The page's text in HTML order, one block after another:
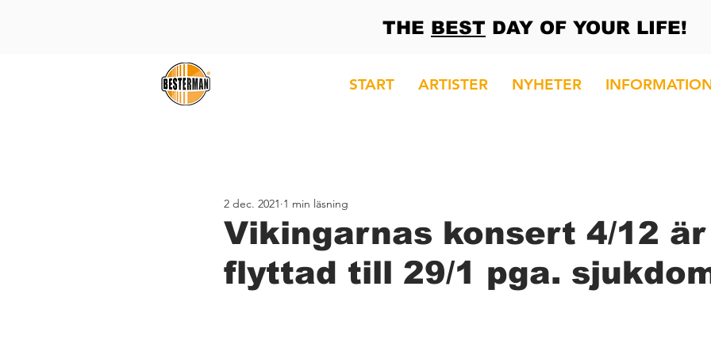
START ARTISTER NYHETER
THE BEST DAY OF YOUR LIFE!
Vikingarnas konsert 4/12 är
flyttad till 29/1 pga.
2 dec. 2021 1 min läsning